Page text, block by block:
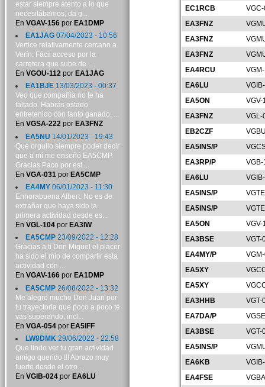
EC1RCB
EA3FNZ
EA3FNZ
EA3FNZ
EA4RCU
EA6LU
EA5ON
VGV-
EA3FNZ
VGL-
EB2CZF
EA5INS/P
EA3RP/P
EA6LU
EA5INS/P
EA5INS/P
EA5ON
VGV-
EA3BSE
VGT-
EA4MY/P
EA5XY
EA5XY
EA3HHB
VGT-
EA7DA/P
EA3BSE
VGT-
EA5INS/P
EA6KB
EA4FSE
estar siempre atento a lo que
necesitábamos, da g...
En VGAV-156por EA1DMP
EA1JAG07/04/2023 - 10:56
Vertice relativamente cercano a
Verín. Fácil acceso por la
carretera que sube de...
En VGOU-112por EA1JAG
EA1BJE13/03/2023 - 00:37
Veo que compañía no te ha
faltado. Habrás estado
entretenido con tanto ganado. ...
En VGSA-222por EA3FNZ
EA5NU 14/01/2023 - 19:43
Que orgullo siempre poder decir
que a mí me enseñó EA5CMP.
Gracias Paco por est...
En VGA-031 por EA5CMP
EA4MY06/01/2023 - 11:30
Enhorabuena Albert. No es de
extrañar que haya sido la
primera actividad desde es...
En VGL-104por EA3IW
EA5CMP23/09/2022 - 12:28
Gracias a ti Don Miguel el placer
ha sido el mío de compartir esta
actividad con ...
En VGAV-166por EA1DMP
EA5CMP26/08/2022 - 13:32
Me alegro mucho Don Juan por
tu trayectoria que poco a poco te
vas superando, incl...
En VGA-054por EA5IFF
LW8DMK29/06/2022 - 22:58
Que lindo ver tu gran actividad
amigo querido !!! Abrazo muy
fuerte desde el otro...
En VGIB-024por EA6LU